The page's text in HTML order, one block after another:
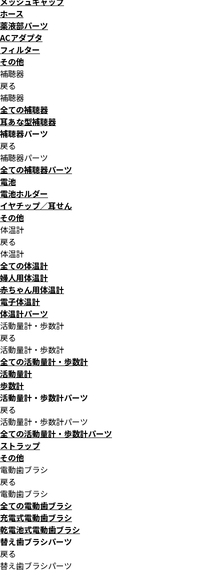
ホース
薬液部パーツ
ACアダプタ
フィルター
その他
補聴器
戻る
補聴器
全ての補聴器
耳あな型補聴器
補聴器パーツ
戻る
補聴器パーツ
全ての補聴器パーツ
電池
電池ホルダー
イヤチップ／耳せん
その他
体温計
戻る
体温計
全ての体温計
婦人用体温計
赤ちゃん用体温計
電子体温計
体温計パーツ
活動量計・歩数計
戻る
活動量計・歩数計
全ての活動量計・歩数計
活動量計
歩数計
活動量計・歩数計パーツ
戻る
活動量計・歩数計パーツ
全ての活動量計・歩数計パーツ
ストラップ
その他
電動歯ブラシ
戻る
電動歯ブラシ
全ての電動歯ブラシ
充電式電動歯ブラシ
乾電池式電動歯ブラシ
替え歯ブラシパーツ
戻る
替え歯ブラシパーツ